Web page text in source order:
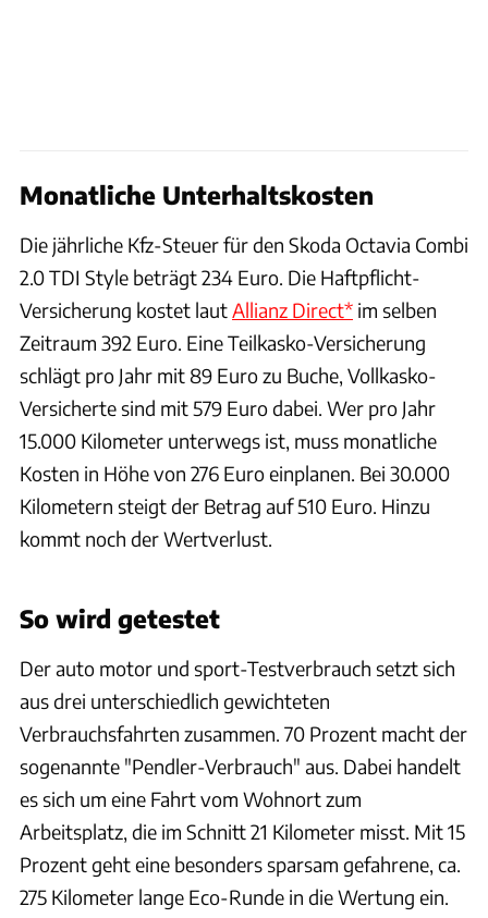
Monatliche Unterhaltskosten
Die jährliche Kfz-Steuer für den Skoda Octavia Combi
2.0 TDI Style beträgt 234 Euro. Die Haftpflicht-
Versicherung kostet lautAllianz Direct* im selben
Zeitraum 392 Euro. Eine Teilkasko-Versicherung
schlägt pro Jahr mit 89 Euro zu Buche, Vollkasko-
Versicherte sind mit 579 Euro dabei. Wer pro Jahr
15.000 Kilometer unterwegs ist, muss monatliche
Kosten in Höhe von 276 Euro einplanen. Bei 30.000
Kilometern steigt der Betrag auf 510 Euro. Hinzu
kommt noch der Wertverlust.
So wird getestet
Der auto motor und sport-Testverbrauch setzt sich
aus drei unterschiedlich gewichteten
Verbrauchsfahrten zusammen. 70 Prozent macht der
sogenannte "Pendler-Verbrauch" aus. Dabei handelt
es sich um eine Fahrt vom Wohnort zum
Arbeitsplatz, die im Schnitt 21 Kilometer misst. Mit 15
Prozent geht eine besonders sparsam gefahrene, ca.
275 Kilometer lange Eco-Runde in die Wertung ein.